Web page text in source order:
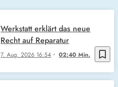
bookmark_border
7. Aug. 2026 16:54 02:40 Min.
Werkstatt erklärt das neue
Recht auf Reparatur